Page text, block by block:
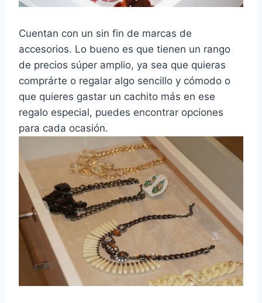
Cuentan con un sin fin de marcas de
accesorios. Lo bueno es que tienen un rango
de precios súper amplio, ya sea que quieras
comprárte o regalar algo sencillo y cómodo o
que quieres gastar un cachito más en ese
regalo especial, puedes encontrar opciones
para cada ocasión.